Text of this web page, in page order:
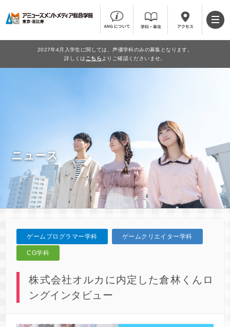
2027年4月入学生に関しては、声優学科のみの募集となります。
詳しくは こちら よりご確認くださいませ。
ニュース
ゲームプログラマー学科 ゲームクリエイター学科
CG学科
株式会社オルカに内定した倉林くんロ
ングインタビュー